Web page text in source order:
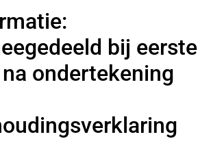
bij eerste
ondertekening